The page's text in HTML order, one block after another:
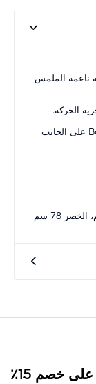
ناعمة الملمس
الحركة.
يتميز التصميم بإغلاق بأزرار أمامية وشعار Boggi B على الجانب
اشترك في النشرة الإخبارية واحصل على خصم 15٪